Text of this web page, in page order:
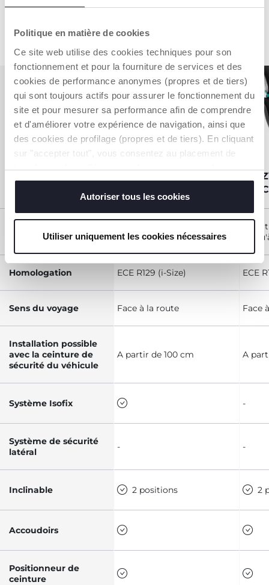
Politique en matière de cookies
Ce site web utilise des cookies techniques pour son
fonctionnement et pour la fourniture de services et des
cookies de performance anonymes (propres et de tiers)
qui sont toujours actifs pour assurer le fonctionnement du
site et pour mesurer sa performance afin de comprendre
et d'améliorer votre expérience de navigation, ainsi que
des cookies de profilage (propres et de tiers). En cliquant
sur "accepter tout", vous consentez au placement de
tous les cookies. Si vous souhaitez en savoir plus ou
modifier ou révoquer le consentement de tous les
cookies ou de certains d'entre eux, cliquez sur "afficher
les détails". En fermant cette bannière, vous consentez à
sont indispensables pour profiter du service demandé.
Autoriser tous les cookies
Utiliser uniquement les cookies nécessaires
EN SAVOIR PLUS
COMPARER
LES SIÈGES-
AUTO 3 - 12
ANS
150
d'utilisation
jusqu'à 150 cm (12 ans)
A
Homologation ECE R129 (i-Size) ECE
Sens du voyage Face à la route Face
Installation possible
avec la ceinture de
sécurité du véhicule
A partir de 100 cm A
Système Isofix -
Système de sécurité
latéral
- -
Inclinable 2 positions 2
Accoudoirs
Positionneur de
ceinture